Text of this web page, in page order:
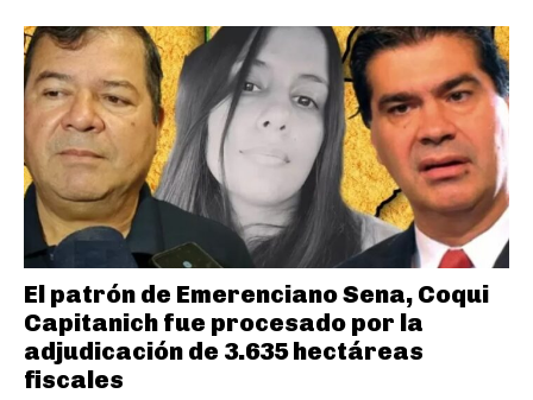
El patrón de Emerenciano Sena, Coqui
Capitanich fue procesado por la
adjudicación de 3.635 hectáreas
fiscales